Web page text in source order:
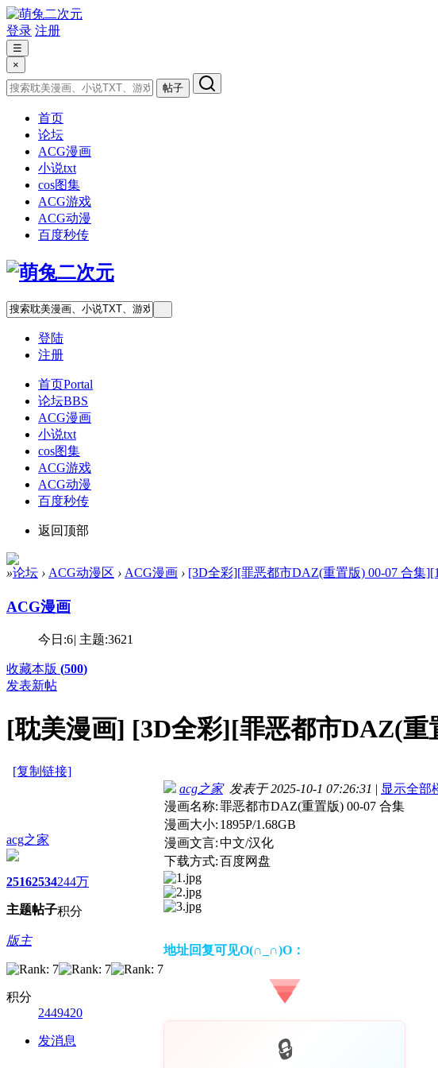
登录 注册
☰
×
帖子
首页
论坛
ACG漫画
小说txt
cos图集
ACG游戏
ACG动漫
百度秒传
登陆
注册
首页Portal
论坛BBS
ACG漫画
小说txt
cos图集
ACG游戏
ACG动漫
百度秒传
返回顶部
»论坛 › ACG动漫区 › ACG漫画 › [3D全彩][罪恶都市DAZ(重置版) 00-07 合集
ACG漫画
今日:6| 主题:3621
收藏本版 (500)
发表新帖
[耽美漫画] [3D全彩][罪恶都市DAZ(重
[复制链接]
acg之家
2516
主题
2534
帖子
244万
积分
版主
积分
2449420
发消息
acg之家发表于 2025-10-1 07:26:31 | 显示全部
漫画名称:罪恶都市DAZ(重置版) 00-07 合集
漫画大小: 1895P/1.68GB
漫画文言:中文/汉化
下载方式:百度网盘
地址回复可见O(∩_∩)O：